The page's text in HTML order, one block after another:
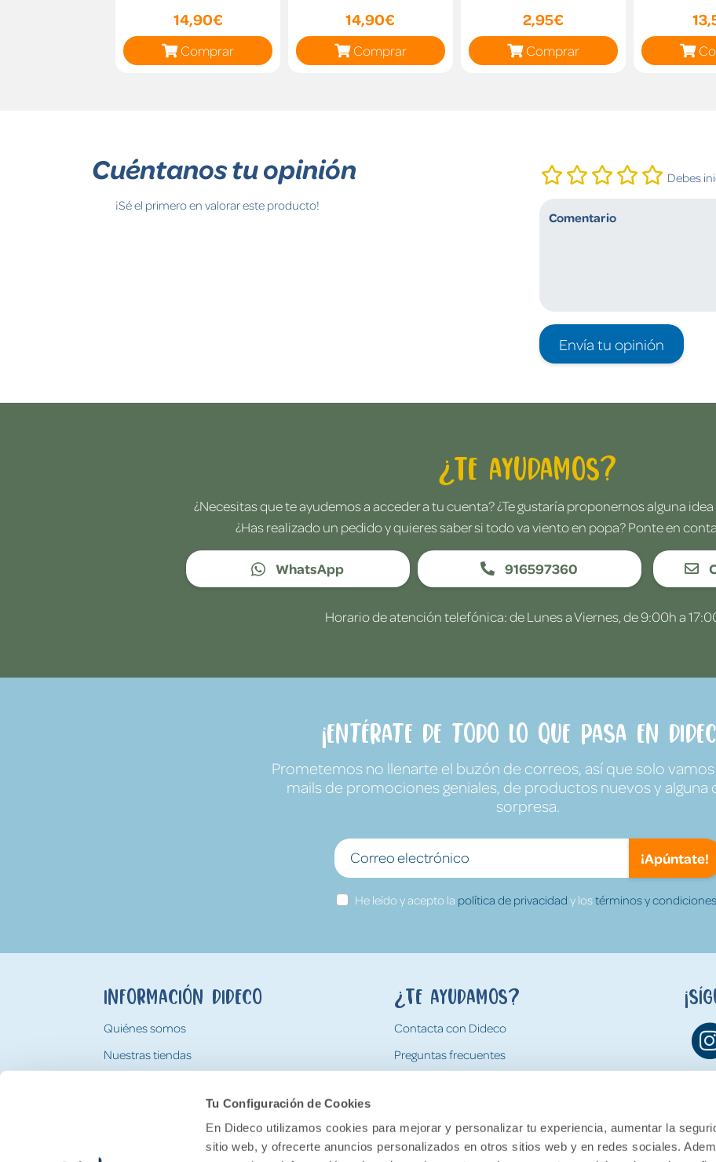
Tu Configuración de Cookies
En Dideco utilizamos cookies para mejorar y personalizar tu experiencia, aumentar la
sitio web, y ofrecerte anuncios personalizados en otros sitios web y en redes sociales.
14,90€
Comprar
14,90€
Comprar
2,95€
Comprar
Cuéntanos tu opinión
¡Sé el primero en valorar este producto!
Debes
Envía tu opinión
¿Te ayudamos?
¿Necesitas que te ayudemos a acceder a tu cuenta? ¿Te gustaría proponernos alguna
¿Has realizado un pedido y quieres saber si todo va viento en popa? Ponte en
WhatsApp 916597360
Horario de atención telefónica: de Lunes a Viernes, de 9:00h a
¡Entérate de todo lo que pasa en
Prometemos no llenarte el buzón de correos, así que solo
mails de promociones geniales, de productos nuevos y alguna
sorpresa.
¡Apúntate!
He leído y acepto la política de privacidad y lostérminos y
Información Dideco
Quiénes somos
Nuestras tiendas
Tarjeta Regalo Dideco
¿Te ayudamos?
Contacta con Dideco
Preguntas frecuentes
Devoluciones